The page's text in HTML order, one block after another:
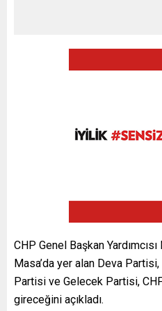
CHP Genel Başkan
Masa’da yer alan Deva
Partisi ve Gelecek Partisi,
gireceğini açıkladı.